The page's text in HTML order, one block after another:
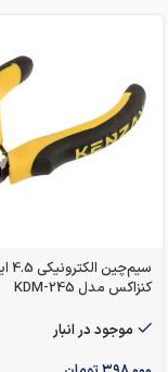
کنزاکس مدل KDM-245
موجود در انبار